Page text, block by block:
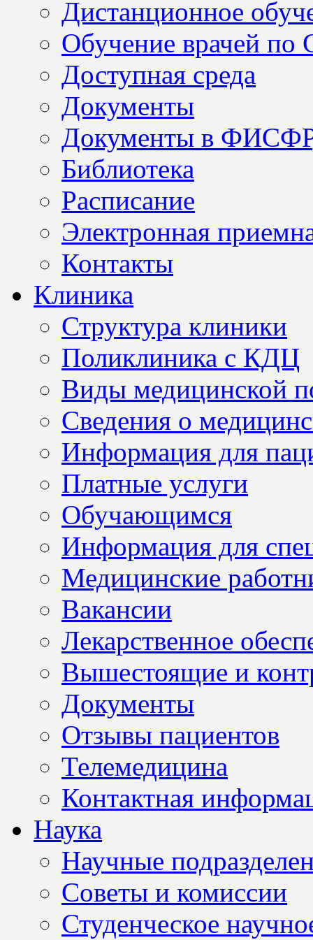
Дистанционное
Обучение врачей по
Доступная среда
Документы
Документы в
Библиотека
Расписание
Электронная
Контакты
Клиника
Структура клиники
Поликлиника с КДЦ
Виды медицинской
Сведения о
Информация для
Платные услуги
Обучающимся
Информация для
Медицинские
Вакансии
Лекарственное
Вышестоящие и
Документы
Отзывы пациентов
Телемедицина
Контактная
Наука
Научные
Советы и комиссии
Студенческое